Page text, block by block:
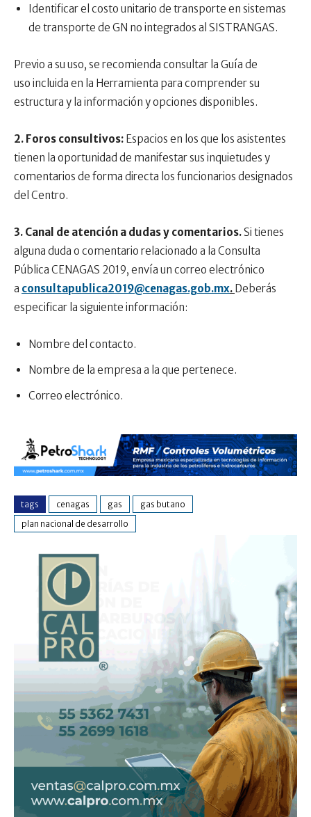
Identificar el costo unitario de transporte en sistemas
de transporte de GN no integrados al SISTRANGAS.
Previo a su uso, se recomienda consultar la Guía de
uso incluida en la Herramienta para comprender su
estructura y la información y opciones disponibles.
2. Foros consultivos: Espacios en los que los asistentes
tienen la oportunidad de manifestar sus inquietudes y
comentarios de forma directa los funcionarios designados
del Centro.
3. Canal de atención a dudas y comentarios.Si tienes
alguna duda o comentario relacionado a la Consulta
Pública CENAGAS 2019, envía un correo electrónico
a consultapublica2019@cenagas.gob.mx. Deberás
especificar la siguiente información:
Nombre del contacto.
Nombre de la empresa a la que pertenece.
Correo electrónico.
tags cenagas gas
gas butano
plan nacional de desarrollo